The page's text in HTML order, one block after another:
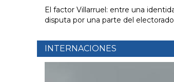
El factor Villarruel: entre una
disputa por una parte del
INTERNACIONES